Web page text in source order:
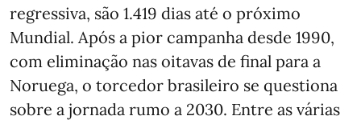
regressiva, são 1.419 dias até o próximo
Mundial. Após a pior campanha desde 1990,
com eliminação nas oitavas de final para a
Noruega, o torcedor brasileiro se questiona
sobre a jornada rumo a 2030. Entre as várias